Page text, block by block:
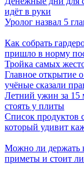
идёт в руки
Уролог назвал 5
Как собрать
пришло в норму
Тройка самых
Главное открытие
учёные сказали
Летний ужин за 15
стоять у плиты
Список продуктов
который удивит
Можно ли держать
приметы и стоит